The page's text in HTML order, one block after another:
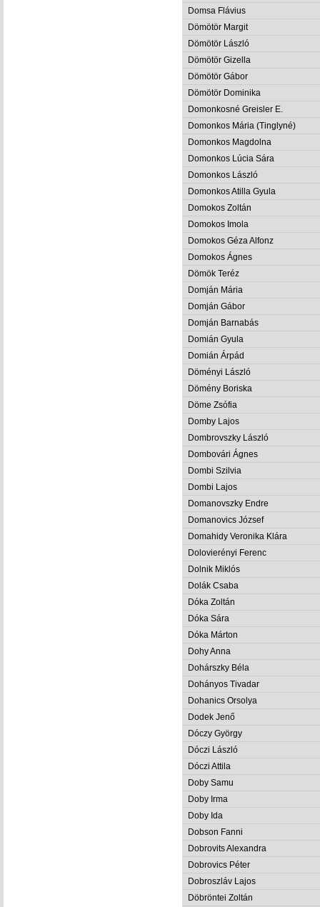
Domsa Flávius
Dömötör Margit
Dömötör László
Dömötör Gizella
Dömötör Gábor
Dömötör Dominika
Domonkosné Greisler E.
Domonkos Mária (Tinglyné)
Domonkos Magdolna
Domonkos Lúcia Sára
Domonkos László
Domonkos Atilla Gyula
Domokos Zoltán
Domokos Imola
Domokos Géza Alfonz
Domokos Ágnes
Dömök Teréz
Domján Mária
Domján Gábor
Domján Barnabás
Domián Gyula
Domián Árpád
Döményi László
Dömény Boriska
Döme Zsófia
Domby Lajos
Dombrovszky László
Dombovári Ágnes
Dombi Szilvia
Dombi Lajos
Domanovszky Endre
Domanovics József
Domahidy Veronika Klára
Dolovierényi Ferenc
Dolnik Miklós
Dolák Csaba
Dóka Zoltán
Dóka Sára
Dóka Márton
Dohy Anna
Dohárszky Béla
Dohányos Tivadar
Dohanics Orsolya
Dodek Jenő
Dóczy György
Dóczi László
Dóczi Attila
Doby Samu
Doby Irma
Doby Ida
Dobson Fanni
Dobrovits Alexandra
Dobrovics Péter
Dobroszláv Lajos
Döbröntei Zoltán